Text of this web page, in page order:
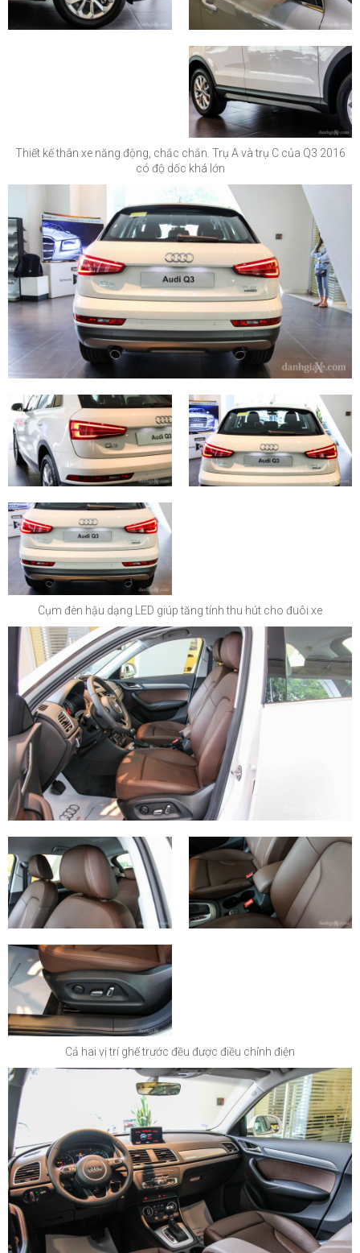
Thiết kế thân xe năng động, chắc chắn. Trụ A và trụ C của Q3 2016
có độ dốc khá lớn
Cụm đèn hậu dạng LED giúp tăng tính thu hút cho đuôi xe
Cả hai vị trí ghế trước đều được điều chỉnh điện